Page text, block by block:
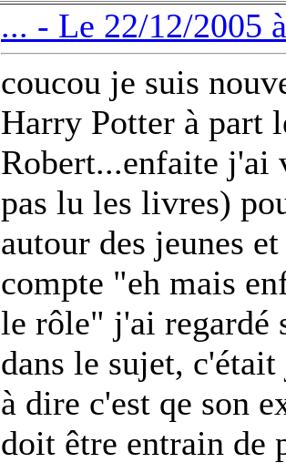
... - Le 22/12/2005
coucou je suis
Harry Potter à part
Robert...enfaite j'ai
pas lu les livres)
autour des jeunes
compte "eh mais
le rôle" j'ai regardé
dans le sujet,
à dire c'est qe son
doit être entrain de